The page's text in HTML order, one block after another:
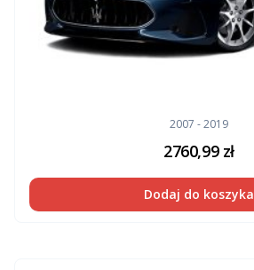
2007 - 2019
2760,99 zł
Dodaj do koszyka